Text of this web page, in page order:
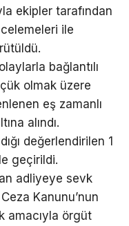
ekipler tarafından
ile
bağlantılı
olmak üzere
eş zamanlı
alındı.
değerlendirilen 1
geçirildi.
adliyeye sevk
Kanunu’nun
amacıyla örgüt